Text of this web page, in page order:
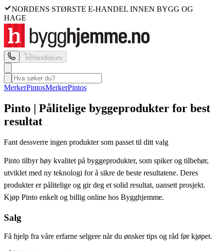
NORDENS STØRSTE E-HANDEL INNEN BYGG OG
HAGE
Handlekurv
MerkerPintosMerkerPintos
Pinto | Pålitelige byggeprodukter for best
resultat
Fant dessverre ingen produkter som passet til ditt valg
Pinto tilbyr høy kvalitet på byggeprodukter, som spiker og tilbehør,
utviklet med ny teknologi for å sikre de beste resultatene. Deres
produkter er pålitelige og gir deg et solid resultat, uansett prosjekt.
Kjøp Pinto enkelt og billig online hos Bygghjemme.
Salg
Få hjelp fra våre erfarne selgere når du ønsker tips og råd før kjøpet.